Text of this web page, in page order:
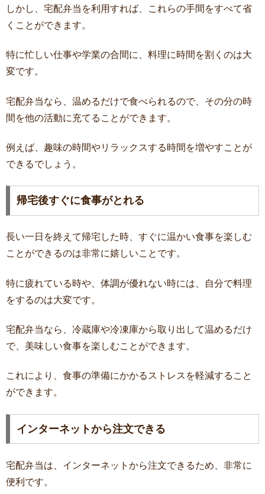
しかし、宅配弁当を利用すれば、これらの手間をすべて省
くことができます。
特に忙しい仕事や学業の合間に、料理に時間を割くのは大
変です。
宅配弁当なら、温めるだけで食べられるので、その分の時
間を他の活動に充てることができます。
例えば、趣味の時間やリラックスする時間を増やすことが
できるでしょう。
帰宅後すぐに食事がとれる
長い一日を終えて帰宅した時、すぐに温かい食事を楽しむ
ことができるのは非常に嬉しいことです。
特に疲れている時や、体調が優れない時には、自分で料理
をするのは大変です。
宅配弁当なら、冷蔵庫や冷凍庫から取り出して温めるだけ
で、美味しい食事を楽しむことができます。
これにより、食事の準備にかかるストレスを軽減すること
ができます。
インターネットから注文できる
宅配弁当は、インターネットから注文できるため、非常に
便利です。